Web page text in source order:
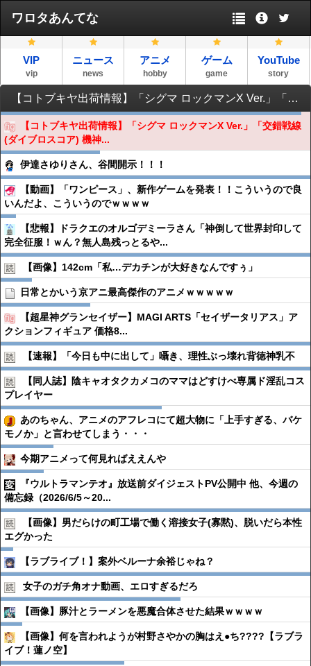
ワロタあんてな
VIP
vip
ニュース
news
アニメ
hobby
ゲーム
game
YouTube
story
【コトブキヤ出荷情報】「シグマ ロックマンX Ver.」「交錯戦線(ダイブロスコア) 機神 コラーダ」プラモデルほか【発売日決定】
【コトブキヤ出荷情報】「シグマ ロックマンX Ver.」「交錯戦線
(ダイブロスコア) 機神...
伊達さゆりさん、谷間開示！！！
【動画】「ワンピース」、新作ゲームを発表！！こういうので良
いんだよ、こういうのでｗｗｗｗ
【悲報】ドラクエのオルゴデミーラさん「神倒して世界封印して
完全征服！ｗん？無人島残っとるや...
【画像】142cm「私…デカチンが大好きなんですぅ」
日常とかいう京アニ最高傑作のアニメｗｗｗｗｗ
【超星神グランセイザー】MAGI ARTS「セイザータリアス」ア
クションフィギュア 価格8...
【速報】「今日も中に出して」囁き、理性ぶっ壊れ背徳神乳不
【同人誌】陰キャオタクカメコのママはどすけべ専属ド淫乱コス
プレイヤー
あのちゃん、アニメのアフレコにて超大物に「上手すぎる、バケ
モノか」と言わせてしまう・・・
今期アニメって何見ればええんや
『ウルトラマンテオ』放送前ダイジェストPV公開中 他、今週の
備忘録（2026/6/5～20...
【画像】男だらけの町工場で働く溶接女子(寡黙)、脱いだら本性
エグかった
【ラブライブ！】案外ベルーナ余裕じゃね？
女子のガチ角オナ動画、エロすぎるだろ
【画像】豚汁とラーメンを悪魔合体させた結果ｗｗｗｗ
【画像】何を言われようが村野さやかの胸はえ●ち????【ラブラ
イブ！蓮ノ空】